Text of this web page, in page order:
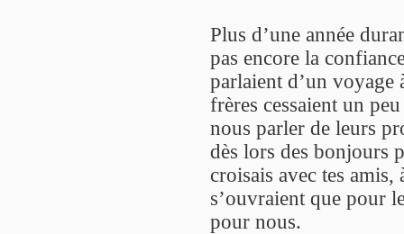
Plus d’une année
pas encore la
parlaient d’un voyage
frères cessaient un
nous parler de leurs
dès lors des bonjours
croisais avec tes amis,
s’ouvraient que pour
pour nous.